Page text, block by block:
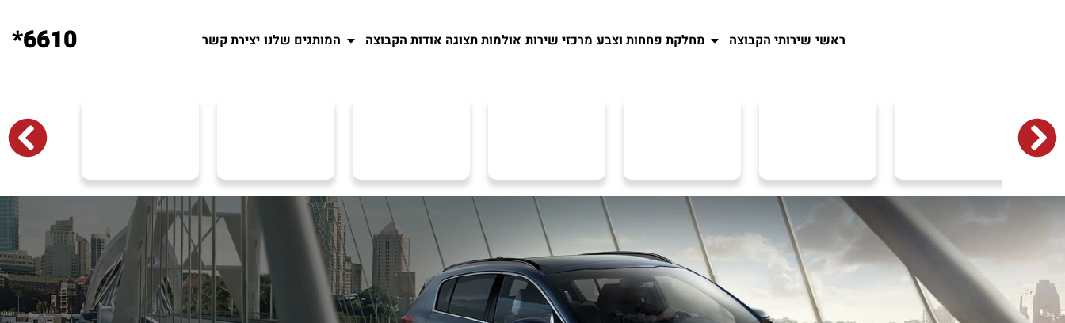
ראשי שירותי הקבוצה מחלקת פחחות וצבע מרכזי שירות אולמות תצוגה אודות הקבוצה המותגים שלנו יצירת קשר 6610*